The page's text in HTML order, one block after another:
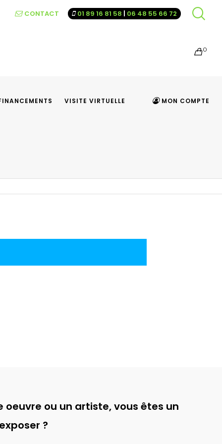
CONTACT 01 89 16 81 58 | 06 48 55 66 72
0
VISITE VIRTUELLE MON COMPTE
oeuvre ou un artiste, vous êtes un
?